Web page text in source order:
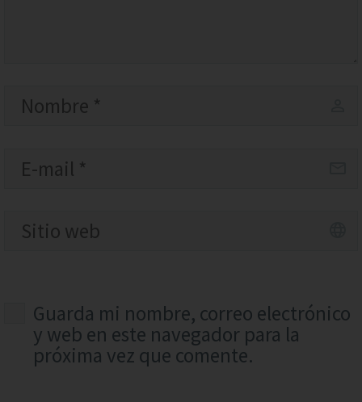
Guarda mi nombre, correo electrónico
y web en este navegador para la
próxima vez que comente.